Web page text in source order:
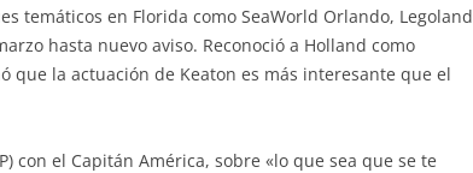
temáticos en Florida como SeaWorld Orlando, Legoland
hasta nuevo aviso. Reconoció a Holland como
que la actuación de Keaton es más interesante que el
con el Capitán América, sobre «lo que sea que se te